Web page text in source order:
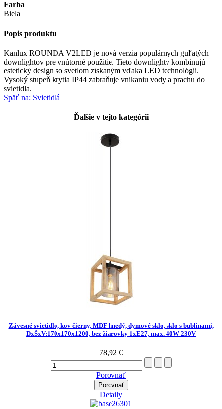
Farba
Biela
Popis produktu
Kanlux ROUNDA V2LED je nová verzia populárnych guľatých
downlightov pre vnútorné použitie. Tieto downlighty kombinujú
estetický design so svetlom získaným vďaka LED technológii.
Vysoký stupeň krytia IP44 zabraňuje vnikaniu vody a prachu do
svietidla.
Späť na: Svietidlá
Ďalšie v tejto kategórii
Závesné svietidlo, kov čierny, MDF hnedý, dymové sklo, sklo s bublinami,
DxŠxV:170x170x1200, bez žiarovky 1xE27, max. 40W 230V
78,92 €
Porovnať
Porovnať
Detaily